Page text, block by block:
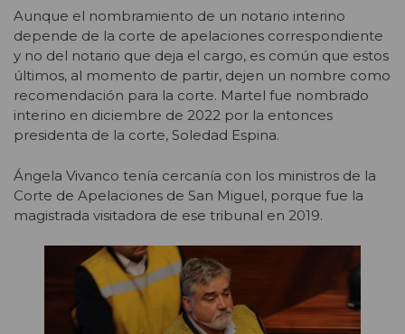
Aunque el nombramiento de un notario interino
depende de la corte de apelaciones correspondiente
y no del notario que deja el cargo, es común que estos
últimos, al momento de partir, dejen un nombre como
recomendación para la corte. Martel fue nombrado
interino en diciembre de 2022 por la entonces
presidenta de la corte, Soledad Espina.
Ángela Vivanco tenía cercanía con los ministros de la
Corte de Apelaciones de San Miguel, porque fue la
magistrada visitadora de ese tribunal en 2019.